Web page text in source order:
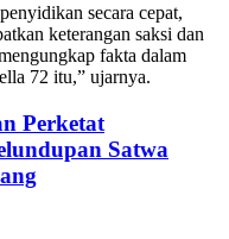
secara cepat,
keterangan saksi dan
fakta dalam
72 itu,” ujarnya.
Perketat
Satwa